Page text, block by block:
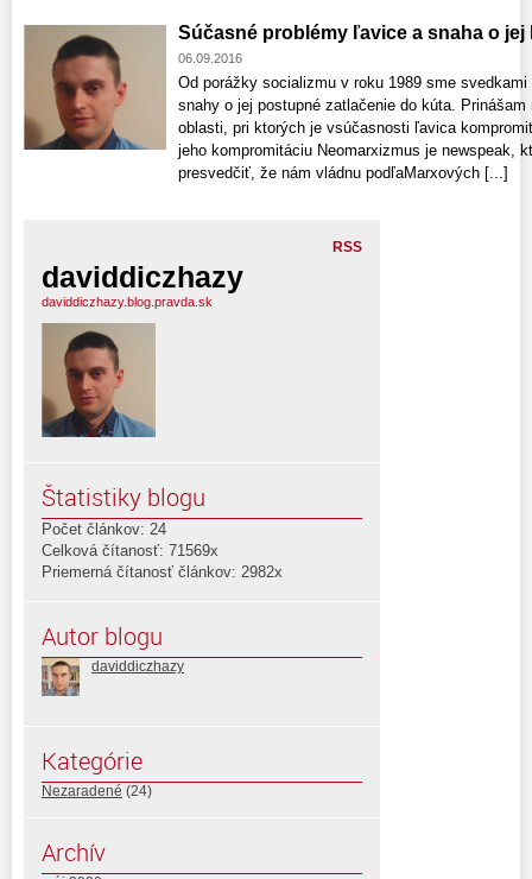
Súčasné problémy ľavice a snaha o
06.09.2016
Od porážky socializmu v roku 1989 sme
snahy o jej postupné zatlačenie do kúta.
oblasti, pri ktorých je vsúčasnosti ľavica
jeho kompromitáciu Neomarxizmus je newspeak,
presvedčiť, že nám vládnu podľaMarxových [...]
RSS
daviddiczhazy
daviddiczhazy.blog.pravda.sk
Štatistiky blogu
Počet článkov: 24
Celková čítanosť: 71569x
Priemerná čítanosť článkov: 2982x
Autor blogu
daviddiczhazy
Kategórie
Nezaradené (24)
Archív